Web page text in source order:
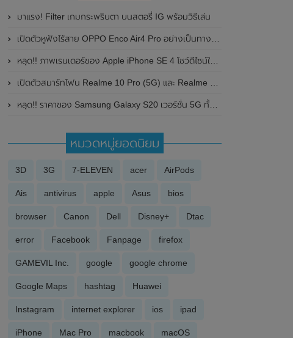
มาแรง! Filter เกมกระพริบตา บนสตอรี่ IG พร้อมวิธีเล่น
เปิดตัวหูฟังไร้สาย OPPO Enco Air4 Pro อย่างเป็นทางการแล้วในประเทศไทย ในราคาสุดคุ้มเพียง 2,999 บาท
หลุด!! ภาพเรนเดอร์ของ Apple iPhone SE 4 โชว์ดีไซน์ใหม่ คล้าย iPhone 14 แต่มีกล้องหลังเพียงตัวเดียว
เปิดตัวสมาร์ทโฟน Realme 10 Pro (5G) และ Realme 10 Pro+ (5G) อย่างเป็นทางการแล้ว มาพร้อมกับกล้อง ความละเอียด 108 MP และระบบปฎิบัติการ Android 13
หลุด!! ราคาของ Samsung Galaxy S20 เวอร์ชั่น 5G ทั้ง 3 รุ่น 5G และ Samsung Galaxy Z Flip
หมวดหมู่ยอดนิยม
3D 3G 7-ELEVEN acer AirPods
Ais antivirus apple Asus bios
browser Canon Dell Disney+ Dtac
error Facebook Fanpage firefox
GAMEVIL Inc. google google chrome
Google Maps hashtag Huawei
Instagram internet explorer ios ipad
iPhone Mac Pro macbook macOS